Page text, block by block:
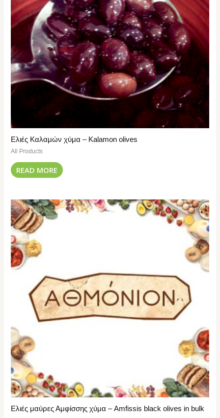
Ελιές Καλαμών χύμα – Kalamon olives
All Products
READ MORE
Ελιές μαύρες Αμφίσσης χύμα – Amfissis black olives in bulk